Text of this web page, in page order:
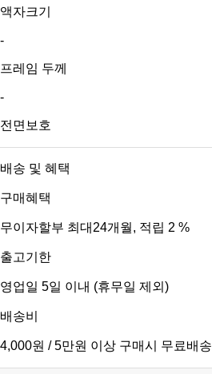
액자크기
-
프레임 두께
-
전면보호
배송 및 혜택
구매혜택
무이자할부 최대24개월, 적립 2 %
출고기한
영업일 5일 이내 (휴무일 제외)
배송비
4,000원 / 5만원 이상 구매시 무료배송